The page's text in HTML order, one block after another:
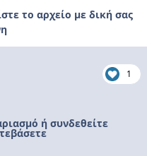
το αρχείο με δική σας
1
ή συνδεθείτε